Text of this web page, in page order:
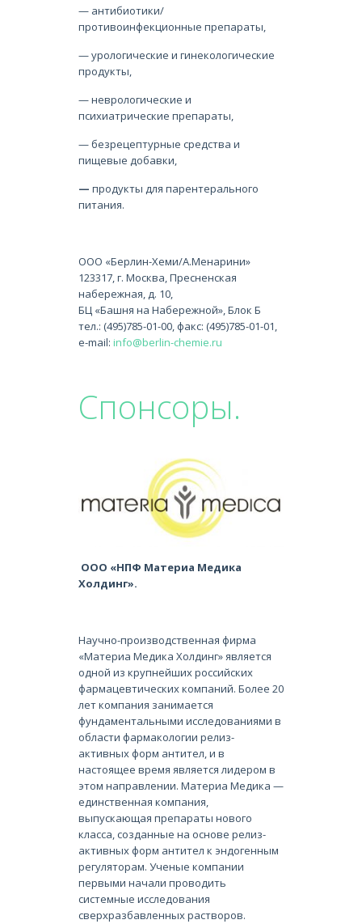
— антибиотики/
противоинфекционные препараты,
— урологические и гинекологические
продукты,
— неврологические и
психиатрические препараты,
— безрецептурные средства и
пищевые добавки,
— продукты для парентерального
питания.
ООО «Берлин-Хеми/А.Менарини»
123317, г. Москва, Пресненская
набережная, д. 10,
БЦ «Башня на Набережной», Блок Б
тел.: (495)785-01-00, факс: (495)785-01-01,
e-mail: info@berlin-chemie.ru
Спонсоры.
ООО «НПФ Материа Медика
Холдинг».
Научно-производственная фирма
«Материа Медика Холдинг» является
одной из крупнейших российских
фармацевтических компаний. Более 20
лет компания занимается
фундаментальными исследованиями в
области фармакологии релиз-
активных форм антител, и в
настоящее время является лидером в
этом направлении. Материа Медика —
единственная компания,
выпускающая препараты нового
класса, созданные на основе релиз-
активных форм антител к эндогенным
регуляторам. Ученые компании
первыми начали проводить
системные исследования
сверхразбавленных растворов.